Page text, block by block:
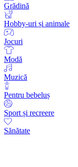
Grădină
Hobby-uri și animale
Jocuri
Modă
Muzică
Pentru bebeluș
Sport și recreere
Sănătate